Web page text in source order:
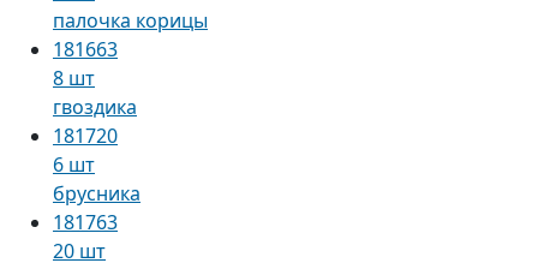
палочка корицы
181663
8 шт
гвоздика
181720
6 шт
брусника
181763
20 шт